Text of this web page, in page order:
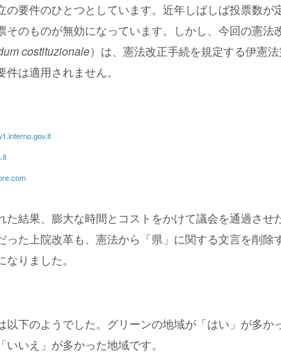
の要件のひとつとしています。近年しばしば投票数が
そのものが無効になっています。しかし、今回の憲法
costituzionale）は、憲法改正手続を規定する伊憲
は適用されません。
た結果、膨大な時間とコストをかけて議会を通過させ
った上院改革も、憲法から「県」に関する文言を削除
りました。
以下のようでした。グリーンの地域が「はい」が多か
いえ」が多かった地域です。